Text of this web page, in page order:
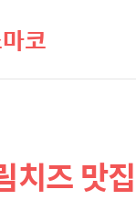
코
치즈 맛